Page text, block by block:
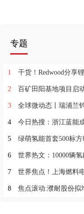
专题
1 干货！Redwood分享锂电池回
2 百矿田阳基地项目启动 广域铭岛再度打造铝
3 全球微动态丨瑞浦兰钧温州制造基地三期项
4 今日热搜：浙江蓝能成为 “长株潭氢能产
5 绿萌氢能首套500标
6 世界热文：10000辆氢能重卡 氢璞
7 世界焦点！上海燃料电池制造业创
8 焦点滚动:濮耐股份拟增持攀业氢能 “双